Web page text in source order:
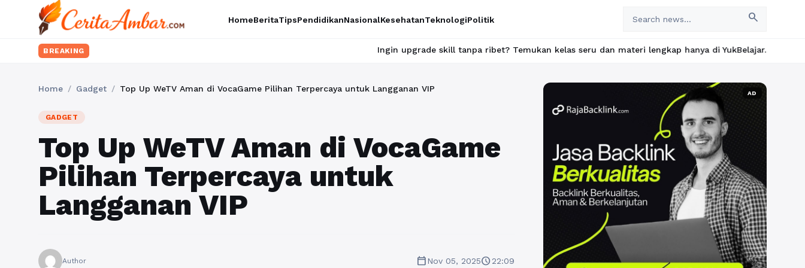
HomeBeritaTipsPendidikanNasionalKesehatanTeknologiPolitik search
BREAKING Ingin upgrade skill tanpa ribet? Temukan kelas seru dan materi lengkap hanya di YukBelajar.com. Mulai langkah
Home / Gadget / Top Up WeTV Aman di VocaGame Pilihan Terpercaya untuk Langganan VIP
GADGET
Top Up WeTV Aman di VocaGame
Pilihan Terpercaya untuk
Langganan VIP
Author calendar_todayNov 05, 2025schedule22:09
AD